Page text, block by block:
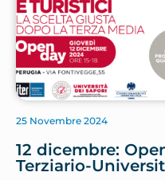
25 Novembre 2024
12 dicembre:
Terziario-